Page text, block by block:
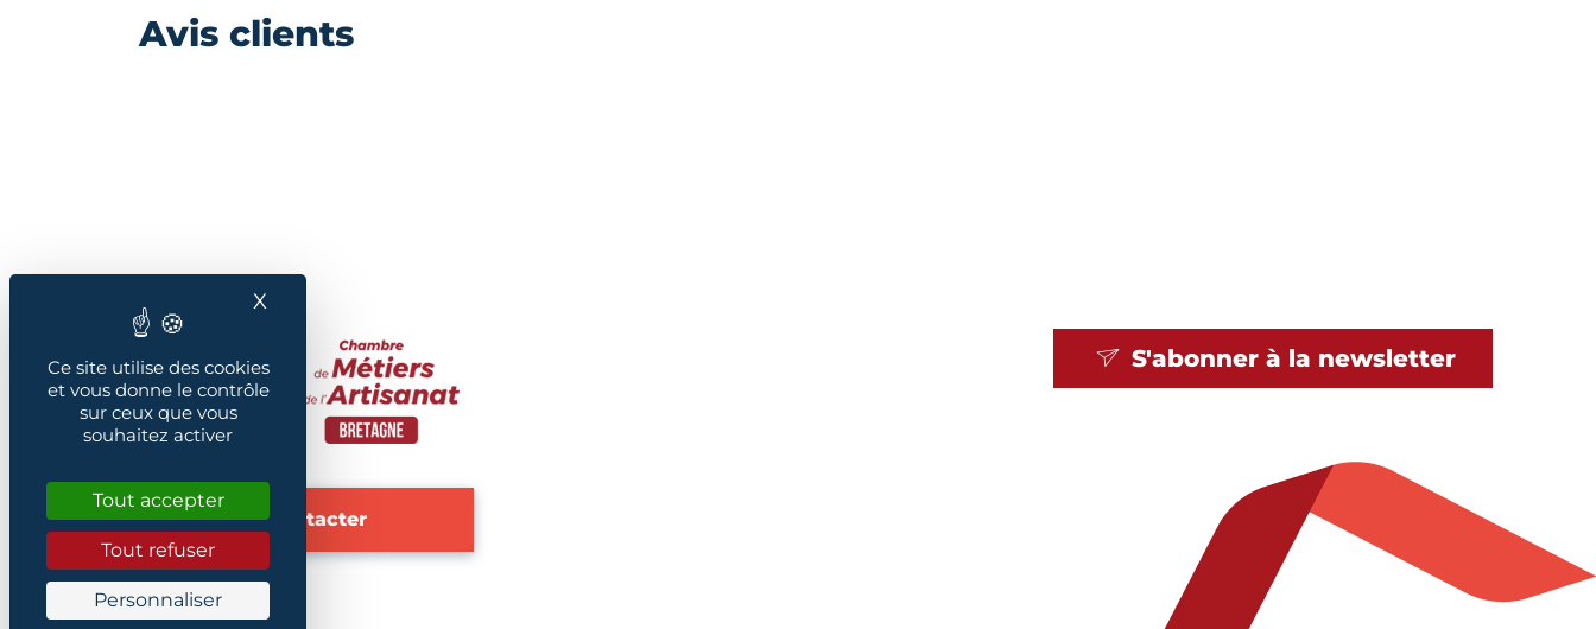
Ce site utilise des cookies
et vous donne le contrôle
sur ceux que vous
souhaitez activer
Tout accepter
Tout refuser
Personnaliser
X
Avis clients
Nous contacter
S'abonner à la newsletter